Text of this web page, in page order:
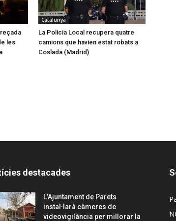
les
Catalunya
La Policia Local recupera quatre
camions que havien estat robats a
Coslada (Madrid)
destacades
L’Ajuntament de Parets
instal·larà càmeres de
videovigilància per millorar la